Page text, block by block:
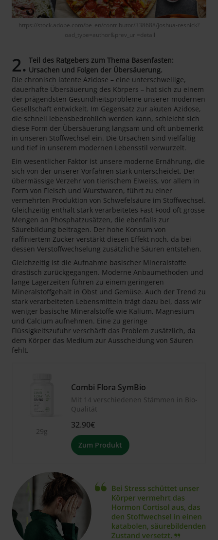
https://stock.adobe.com/be_en/contributor/338688/joshua-resnick?
load_type=author&prev_url=detail
2. Teil des Ratgebers zum Thema Basenfasten:
Ursachen und Folgen der Übersäuerung.
Die chronisch latente Azidose – eine unterschwellige,
dauerhafte Übersäuerung des Körpers – hat sich zu einem
der prägendsten Gesundheitsprobleme unserer modernen
Gesellschaft entwickelt. Im Gegensatz zur akuten Azidose,
die schnell lebensbedrohlich werden kann, schleicht sich
diese Form der Übersäuerung langsam und oft unbemerkt
in unseren Stoffwechsel ein. Die Ursachen sind vielfältig
und tief in unserem modernen Lebensstil verwurzelt.
Ein wesentlicher Faktor ist unsere moderne Ernährung, die
sich von der unserer Vorfahren stark unterscheidet. Der
übermässige Verzehr von tierischem Eiweiss, vor allem in
Form von Fleisch und Wurstwaren, führt zu einer
vermehrten Produktion von Schwefelsäure im Stoffwechsel.
Gleichzeitig enthält stark verarbeitetes Fast Food oft grosse
Mengen an Phosphatzusätzen, die ebenfalls zur
Säurebildung beitragen. Der hohe Konsum von
raffiniertem Zucker verstärkt diesen Effekt noch, da bei
dessen Verstoffwechselung zusätzliche Säuren entstehen.
Gleichzeitig ist die Aufnahme basischer Mineralstoffe
drastisch zurückgegangen. Moderne Anbaumethoden und
lange Lagerzeiten führen zu einem geringeren
Mineralstoffgehalt in Obst und Gemüse. Auch der Trend zu
stark verarbeiteten Lebensmitteln trägt dazu bei, dass wir
weniger basische Mineralstoffe wie Kalium, Magnesium
und Calcium aufnehmen. Eine zu geringe
Flüssigkeitszufuhr verschärft das Problem zusätzlich, da
dem Körper das Medium zur Ausscheidung von Säuren
fehlt.
29g
Combi Flora SymBio
Mit 14 verschiedenen Stämmen in Bio-
Qualität
32.90€
Zum Produkt